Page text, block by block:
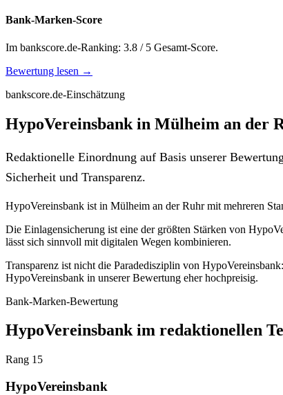
Bank-Marken-Score
Im bankscore.de-Ranking: 3.8 / 5 Gesamt-Score.
Bewertung lesen →
bankscore.de-Einschätzung
HypoVereinsbank in Mülheim an der
Redaktionelle Einordnung auf Basis unserer
Sicherheit und Transparenz.
HypoVereinsbank ist in Mülheim an der Ruhr mit mehreren
Die Einlagensicherung ist eine der größten Stärken von
lässt sich sinnvoll mit digitalen Wegen kombinieren.
Transparenz ist nicht die Paradedisziplin von
HypoVereinsbank in unserer Bewertung eher hochpreisig.
Bank-Marken-Bewertung
HypoVereinsbank im redaktionellen
Rang 15
HypoVereinsbank